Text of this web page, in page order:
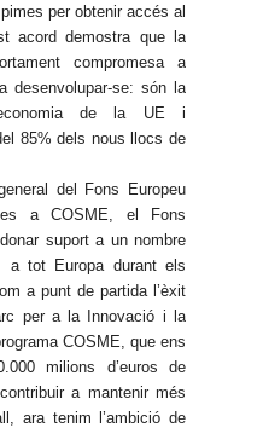
per obtenir accés al
acord demostra que la
compromesa a
desenvolupar-se: són la
de la UE i
85% dels nous llocs de
del Fons Europeu
a COSME, el Fons
suport a un nombre
a tot Europa durant els
a punt de partida l’èxit
per a la Innovació i la
COSME, que ens
milions d’euros de
a mantenir més
ara tenim l’ambició de